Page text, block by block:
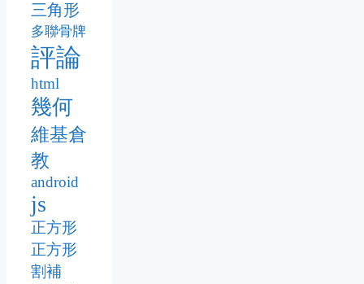
三角形
多聯骨牌
評論
html
幾何
維基倉
教
android
js
正方形
正方形
割補